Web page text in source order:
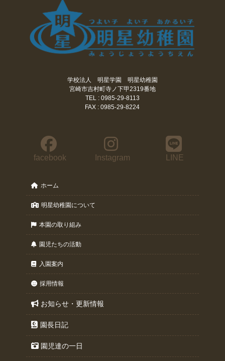
学校法人 明星学園 明星幼稚園
宮崎市吉村町寺ノ下甲2319番地
TEL : 0985-29-8113
FAX : 0985-29-8224
facebook Instagram LINE
ホーム
明星幼稚園について
本園の取り組み
園児たちの活動
入園案内
採用情報
お知らせ・更新情報
園長日記
園児達の一日